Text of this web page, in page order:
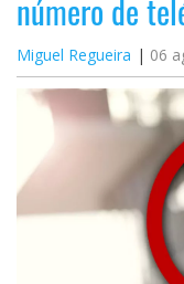
número de
Miguel Regueira 06